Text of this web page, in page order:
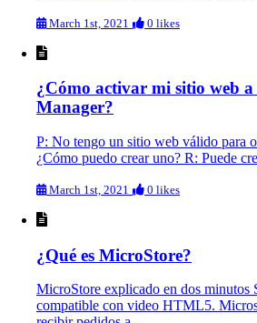
March 1st, 2021 0 likes
¿Cómo activar mi sitio web a
Manager?
P: No tengo un sitio web válido para
¿Cómo puedo crear uno? R: Puede
March 1st, 2021 0 likes
¿Qué es MicroStore?
MicroStore explicado en dos minutos
compatible con video HTML5.